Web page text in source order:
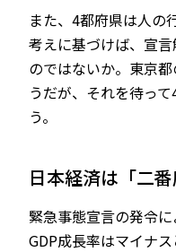
また、4都府県は人の
考えに基づけば、宣
のではないか。東京
うだが、それを待っ
う。
日本経済は「二
緊急事態宣言の発令
GDP成長率はマイナ